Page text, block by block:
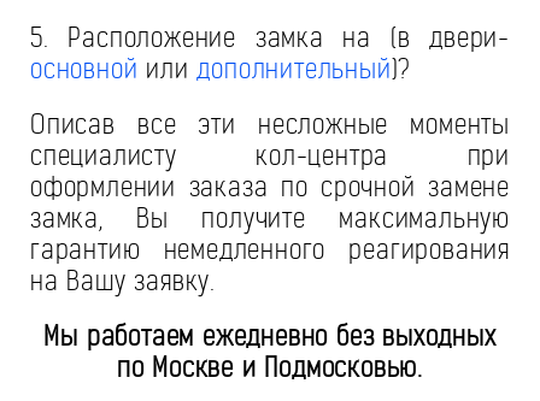
5. Расположение замка на (в двери-
основной илидополнительный)?
Описав все эти несложные моменты
специалисту кол-центра при
оформлении заказа по срочной замене
замка, Вы получите максимальную
гарантию немедленного реагирования
на Вашу заявку.
Мы работаем ежедневно без выходных
по Москве и Подмосковью.